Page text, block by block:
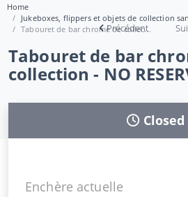
Home
Jukeboxes, flippers et objets de collection
Tabouret de bar chromé de collec...
Précédent
Tabouret de bar
collection - NO
Closed
Enchère actuelle